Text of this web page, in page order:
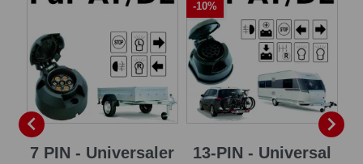

7 PIN - Universaler
13-PIN - Universal
-10%
